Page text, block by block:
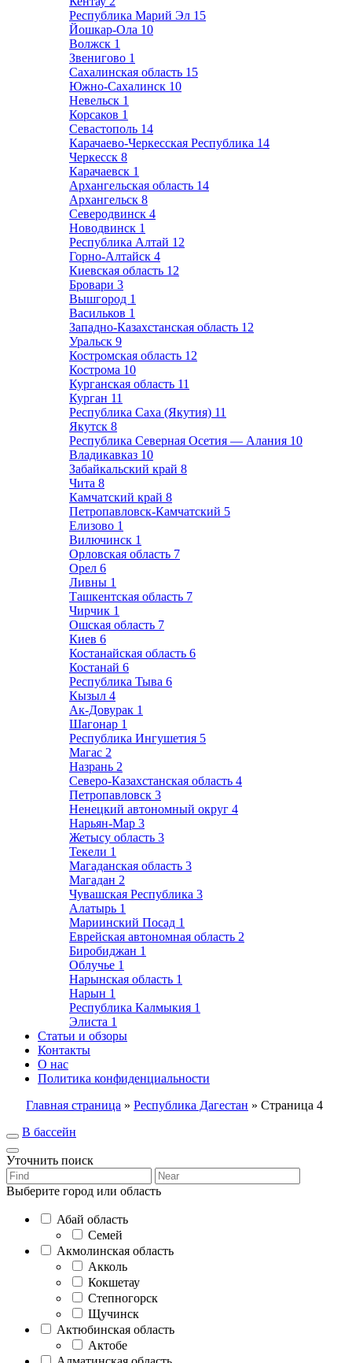
Республика Марий Эл 15
Йошкар-Ола 10
Волжск 1
Звенигово 1
Сахалинская область 15
Южно-Сахалинск 10
Невельск 1
Корсаков 1
Севастополь 14
Карачаево-Черкесская Республика 14
Черкесск 8
Карачаевск 1
Архангельская область 14
Архангельск 8
Северодвинск 4
Новодвинск 1
Республика Алтай 12
Горно-Алтайск 4
Киевская область 12
Бровари 3
Вышгород 1
Васильков 1
Западно-Казахстанская область 12
Уральск 9
Костромская область 12
Кострома 10
Курганская область 11
Курган 11
Республика Саха (Якутия) 11
Якутск 8
Республика Северная Осетия — Алания 10
Владикавказ 10
Забайкальский край 8
Чита 8
Камчатский край 8
Петропавловск-Камчатский 5
Елизово 1
Вилючинск 1
Орловская область 7
Орел 6
Ливны 1
Ташкентская область 7
Чирчик 1
Ошская область 7
Киев 6
Костанайская область 6
Костанай 6
Республика Тыва 6
Кызыл 4
Ак-Довурак 1
Шагонар 1
Республика Ингушетия 5
Магас 2
Назрань 2
Северо-Казахстанская область 4
Петропавловск 3
Ненецкий автономный округ 4
Нарьян-Мар 3
Жетысу область 3
Текели 1
Магаданская область 3
Магадан 2
Чувашская Республика 3
Алатырь 1
Мариинский Посад 1
Еврейская автономная область 2
Биробиджан 1
Облучье 1
Нарынская область 1
Нарын 1
Республика Калмыкия 1
Элиста 1
Статьи и обзоры
Контакты
О нас
Политика конфиденциальности
Главная страница » Республика Дагестан » Страница 4
В бассейн
Уточнить поиск
Выберите город или область
Абай область
Семей
Акмолинская область
Акколь
Кокшетау
Степногорск
Щучинск
Актюбинская область
Актобе